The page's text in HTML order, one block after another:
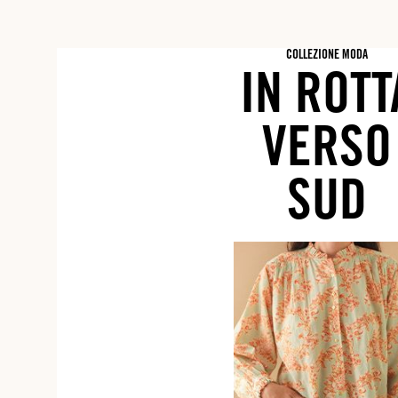
COLLEZIONE MODA
IN
VERSO
SUD